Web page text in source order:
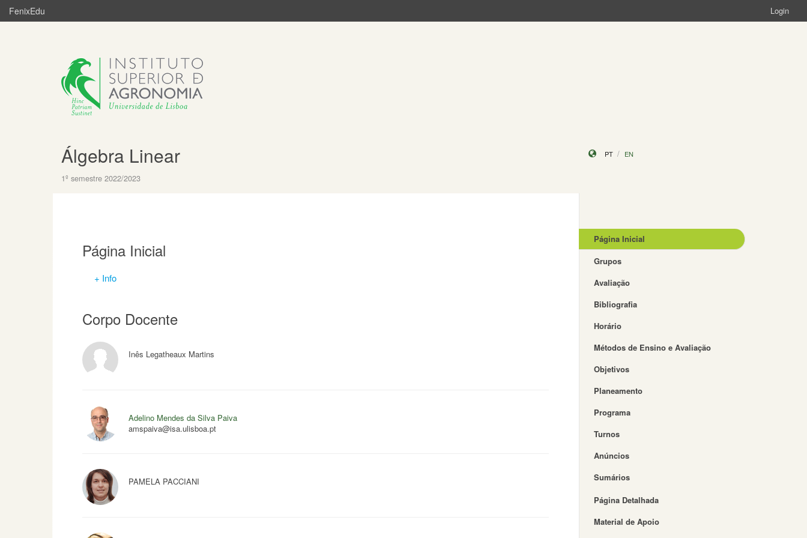
FenixEdu Login
Álgebra Linear
1º semestre 2022/2023
PT EN
Página Inicial
+ Info
Corpo Docente
Inês Legatheaux Martins
Adelino Mendes da Silva Paiva
amspaiva@isa.ulisboa.pt
PAMELA PACCIANI
Página Inicial
Grupos
Avaliação
Bibliografia
Horário
Métodos de Ensino e Avaliação
Objetivos
Planeamento
Programa
Turnos
Anúncios
Sumários
Página Detalhada
Material de Apoio